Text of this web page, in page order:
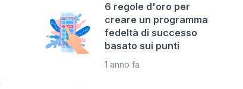
6 regole d'oro per
creare un programma
fedeltà di successo
basato sui punti
1 anno fa